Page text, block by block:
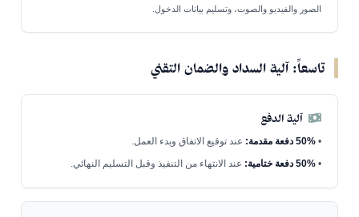
الصور والفيديو والصوت، وتسليم بيانات الدخول.
تاسعاً: آلية السداد والضمان التقني
آلية الدفع
• 50% دفعة مقدمة:
عند توقيع الاتفاق وبدء العمل.
• 50% دفعة ختامية: عند الانتهاء من التنفيذ وقبل التسليم النهائي.